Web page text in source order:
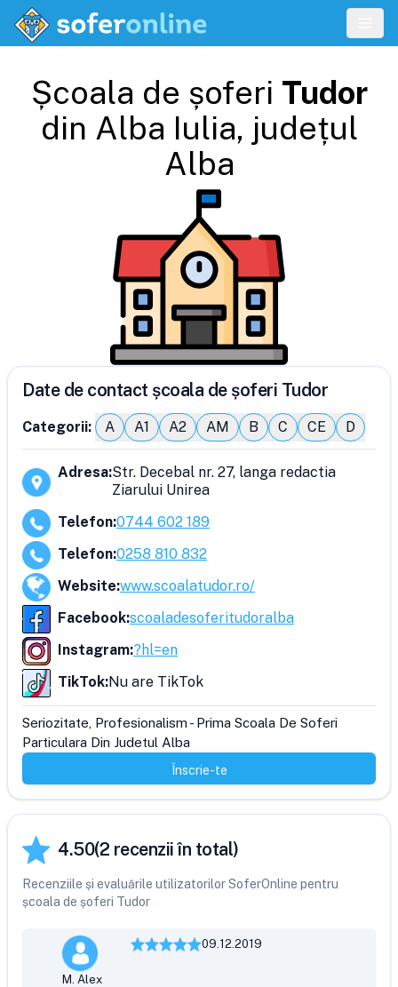
Școala de șoferi Tudor
din Alba Iulia, județul
Alba
Date de contact școala de șoferi Tudor
Categorii: A A1 A2 AM B C CE D
Adresa:Str. Decebal nr. 27, langa redactia
Ziarului Unirea
Telefon:0744 602 189
Telefon:0258 810 832
Website:www.scoalatudor.ro/
Facebook:scoaladesoferitudoralba
Instagram:?hl=en
TikTok:Nu are TikTok
Seriozitate, Profesionalism - Prima Scoala De Soferi
Particulara Din Judetul Alba
Înscrie-te
4.50(2 recenzii în total)
Recenziile și evaluările utilizatorilor SoferOnline pentru
școala de șoferi Tudor
M. Alex
09.12.2019